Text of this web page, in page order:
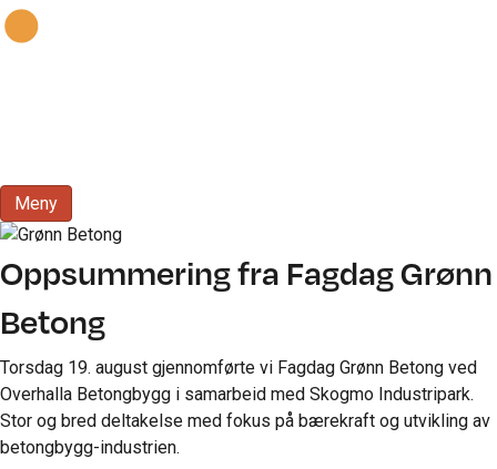
Meny
Oppsummering fra Fagdag Grønn
Betong
Torsdag 19. august gjennomførte vi Fagdag Grønn Betong ved
Overhalla Betongbygg i samarbeid med Skogmo Industripark.
Stor og bred deltakelse med fokus på bærekraft og utvikling av
betongbygg-industrien.